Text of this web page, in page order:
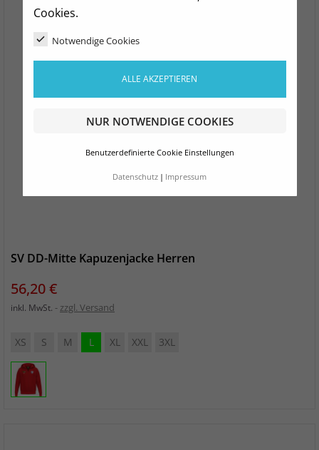
Cookies.
Notwendige Cookies
ALLE AKZEPTIEREN
NUR NOTWENDIGE COOKIES
Benutzerdefinierte Cookie Einstellungen
Datenschutz Impressum
SV DD-Mitte Kapuzenjacke Herren
Preis
56,20 €
inkl. MwSt. zzgl. Versand
XS S M L XL XXL 3XL